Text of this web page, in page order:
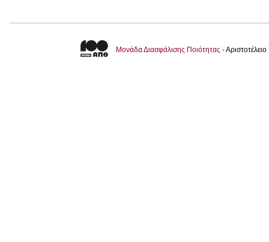
Μονάδα Διασφάλισης Ποιότητας -